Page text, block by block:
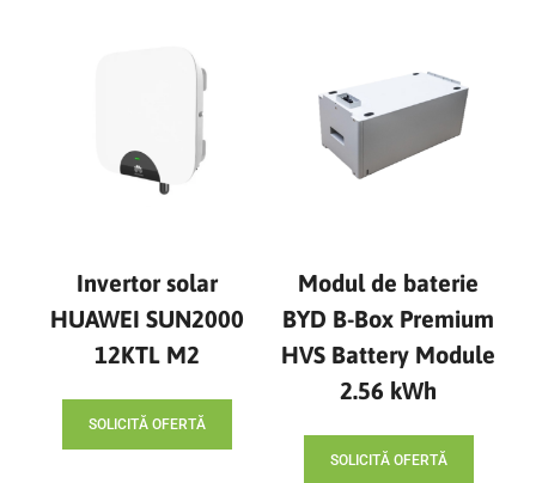
Invertor solar
HUAWEI SUN2000
12KTL M2
SOLICITĂ OFERTĂ
Modul de baterie
BYD B-Box Premium
HVS Battery Module
2.56 kWh
SOLICITĂ OFERTĂ